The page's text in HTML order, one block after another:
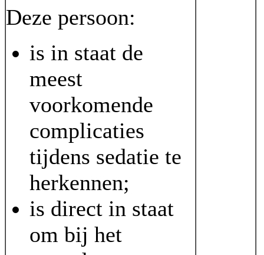
Deze persoon:
is in staat de
meest
voorkomende
complicaties
tijdens sedatie te
herkennen;
is direct in staat
om bij het